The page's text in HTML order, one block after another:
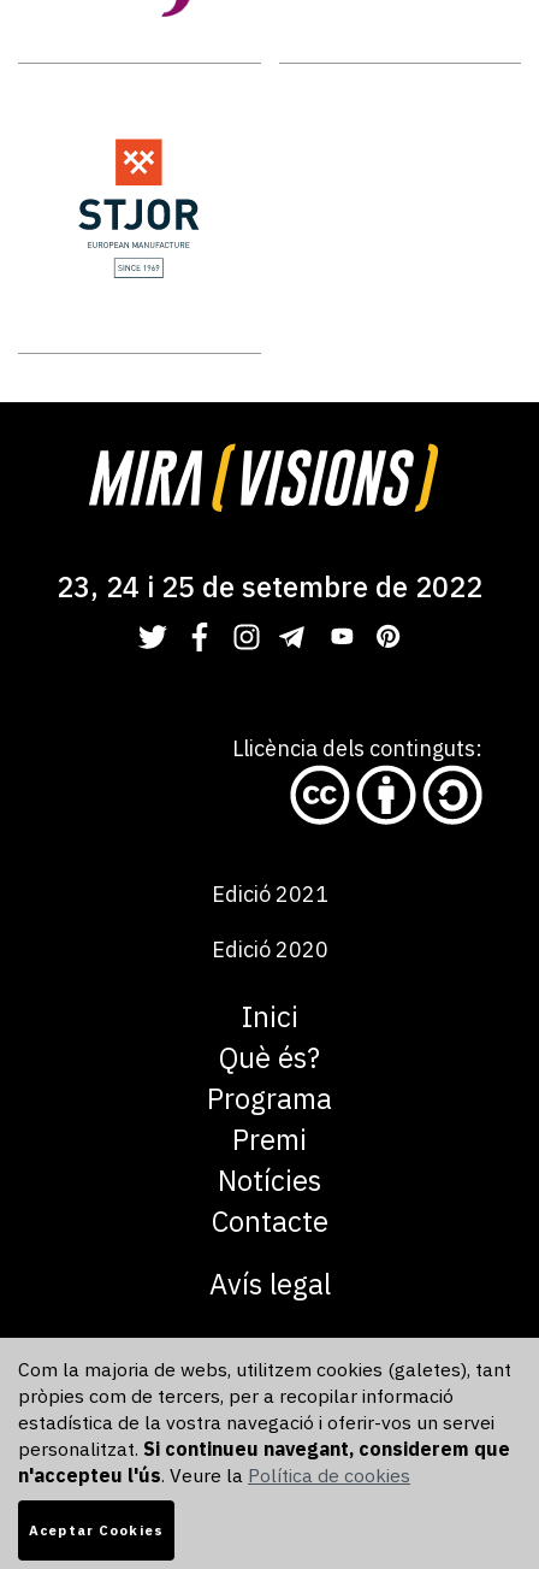
23, 24 i 25 de setembre de 2022
Inici
Què és?
Programa
Premi
Notícies
Contacte
Avís legal
Llicència dels continguts:
Edició 2021
Edició 2020
Com la majoria de webs, utilitzem cookies (galetes), tant
pròpies com de tercers, per a recopilar informació
estadística de la vostra navegació i oferir-vos un servei
personalitzat. Si continueu navegant, considerem que
n'accepteu l'ús. Veure la Política de cookies
Aceptar Cookies